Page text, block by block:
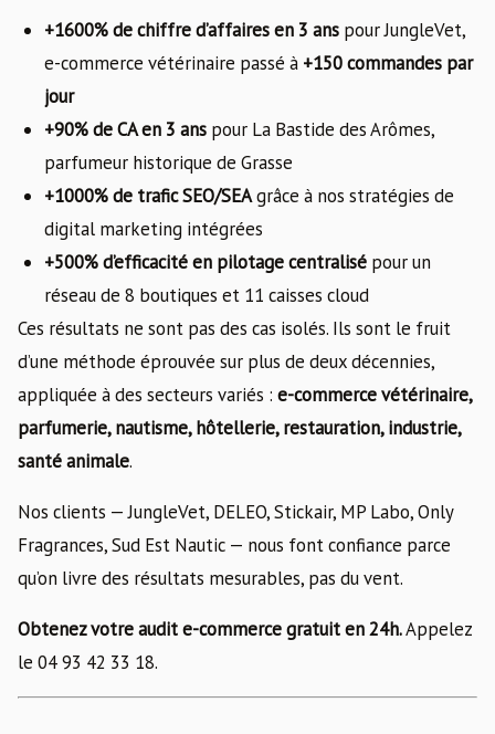
+1600% de chiffre d’affaires en 3 ans pour JungleVet,
e-commerce vétérinaire passé à +150 commandes par
jour
+90% de CA en 3 ans pour La Bastide des Arômes,
parfumeur historique de Grasse
+1000% de trafic SEO/SEAgrâce à nos stratégies de
digital marketing intégrées
+500% d’efficacité en pilotage centralisé pour un
réseau de 8 boutiques et 11 caisses cloud
Ces résultats ne sont pas des cas isolés. Ils sont le fruit
d’une méthode éprouvée sur plus de deux décennies,
appliquée à des secteurs variés : e-commerce vétérinaire,
parfumerie, nautisme, hôtellerie, restauration, industrie,
santé animale.
Nos clients — JungleVet, DELEO, Stickair, MP Labo, Only
Fragrances, Sud Est Nautic — nous font confiance parce
qu’on livre des résultats mesurables, pas du vent.
Obtenez votre audit e-commerce gratuit en 24h.Appelez
le 04 93 42 33 18.